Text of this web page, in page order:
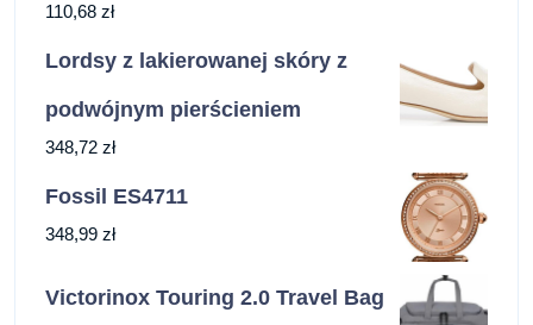
110,68 zł
Lordsy z lakierowanej skóry z
podwójnym pierścieniem
348,72 zł
Fossil ES4711
348,99 zł
Victorinox Touring 2.0 Travel Bag